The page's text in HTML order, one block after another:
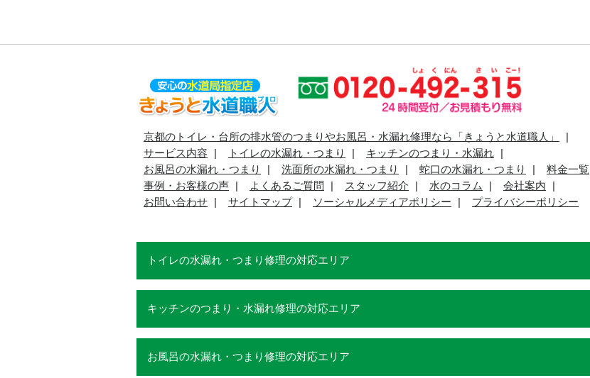
京都のトイレ・台所の排水管のつまりやお風呂・水漏れ修理なら「きょうと水道職人」
サービス内容
トイレの水漏れ・つまり
キッチンのつまり・水漏れ
お風呂の水漏れ・つまり
洗面所の水漏れ・つまり 蛇口の水漏れ・つまり
料金一覧
事例・お客様の声
よくあるご質問 スタッフ紹介 水のコラム
会社案内
お問い合わせ
サイトマップ ソーシャルメディアポリシー プライバシーポリシー
トイレの水漏れ・つまり修理の対応エリア
キッチンのつまり・水漏れ修理の対応エリア
お風呂の水漏れ・つまり修理の対応エリア